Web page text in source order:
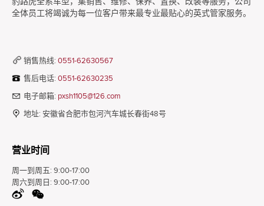
全体员工将竭诚为每一位客户带来最专业最贴心的英式管家服务。
销售热线: 0551-62630567
售后电话: 0551-62630235
电子邮箱: pxsh1105@126.com
地址: 安徽省合肥市包河汽车城长春街48号
营业时间
周一到周五: 9:00-17:00
周六到周日: 9:00-17:00